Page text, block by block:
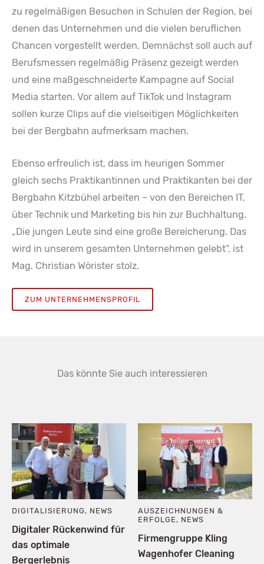
zu regelmäßigen Besuchen in Schulen der Region, bei
denen das Unternehmen und die vielen beruflichen
Chancen vorgestellt werden. Demnächst soll auch auf
Berufsmessen regelmäßig Präsenz gezeigt werden
und eine maßgeschneiderte Kampagne auf Social
Media starten. Vor allem auf TikTok und Instagram
sollen kurze Clips auf die vielseitigen Möglichkeiten
bei der Bergbahn aufmerksam machen.
Ebenso erfreulich ist, dass im heurigen Sommer
gleich sechs Praktikantinnen und Praktikanten bei der
Bergbahn Kitzbühel arbeiten – von den Bereichen IT,
über Technik und Marketing bis hin zur Buchhaltung.
„Die jungen Leute sind eine große Bereicherung. Das
wird in unserem gesamten Unternehmen gelebt“, ist
Mag. Christian Wörister stolz.
ZUM UNTERNEHMENSPROFIL
Das könnte Sie auch interessieren
DIGITALISIERUNG , NEWS
Digitaler Rückenwind für
das optimale
Bergerlebnis
AUSZEICHNUNGEN &
ERFOLGE, NEWS
Firmengruppe Kling
Wagenhofer Cleaning